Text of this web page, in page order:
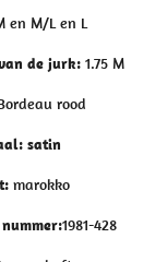
en M/L en L
de jurk: 1.75 M
rood
satin
marokko
1981-428